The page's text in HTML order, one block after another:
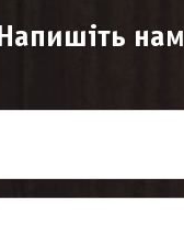
Напишіть нам